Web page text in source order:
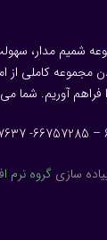
شمیم مدار،
مجموعه کاملی از
فراهم آوریم. شما
سازی گروه نرم